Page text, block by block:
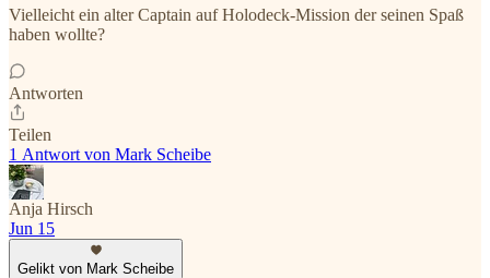
Vielleicht ein alter Captain auf Holodeck-Mission der seinen Spaß
haben wollte?
Antworten
Teilen
1 Antwort von Mark Scheibe
Anja Hirsch
Jun 15
Gelikt von Mark Scheibe